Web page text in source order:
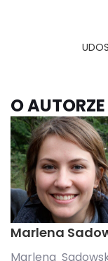
O AUTORZE
Marlena
Marlena